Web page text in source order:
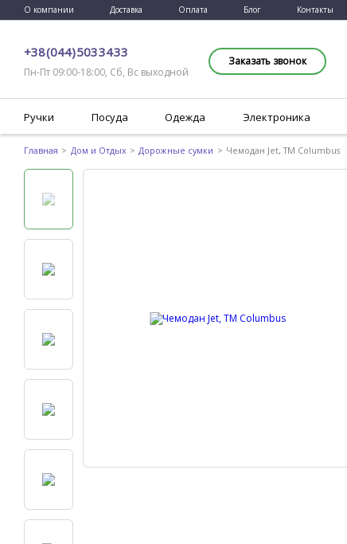
О компании Доставка Оплата Блог Контакты
+38 (044) 503 34 33
Пн-Пт 09:00-18:00, Сб, Вс выходной
Заказать звонок
Ручки Посуда Одежда Электроника
Главная Дом и Отдых Дорожные сумки Чемодан Jet, TM Columbus